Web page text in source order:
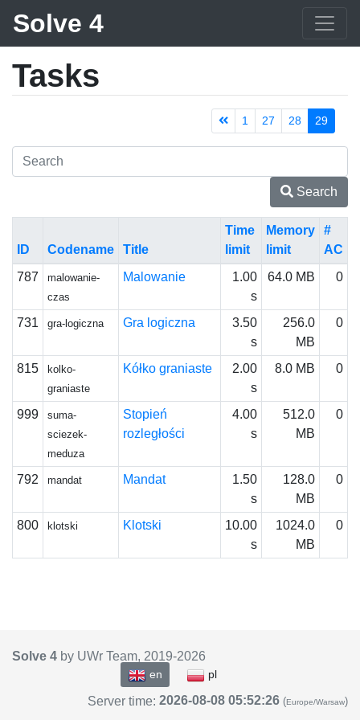
Solve 4
Tasks
1 27 28 29
Search
ID Codename Title
Time
limit
Memory
limit
#
AC
787
malowanie-
czas
Malowanie
1.00
s
64.0 MB 0
731 gra-logiczna Gra logiczna
3.50
s
256.0
MB
0
815
kolko-
graniaste
Kółko graniaste
2.00
s
8.0 MB 0
999
suma-
sciezek-
meduza
Stopień
rozległości
4.00
s
512.0
MB
0
792 mandat Mandat
1.50
s
128.0
MB
0
800 klotski Klotski
10.00
s
1024.0
MB
0
Solve 4 by UWr Team, 2019-2026
en pl
Server time: 2026-08-08 05:52:26 (Europe/Warsaw)